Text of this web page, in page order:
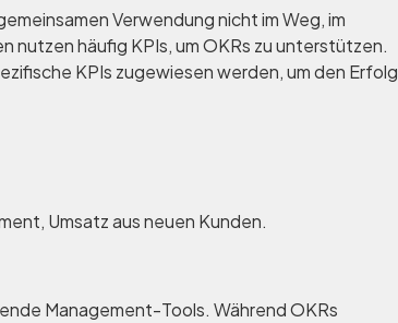
Verwendung nicht im Weg, im
nutzen häufig KPIs, um OKRs zu unterstützen.
KPIs zugewiesen werden, um den Erfolg
Umsatz aus neuen Kunden.
Management-Tools. Während OKRs